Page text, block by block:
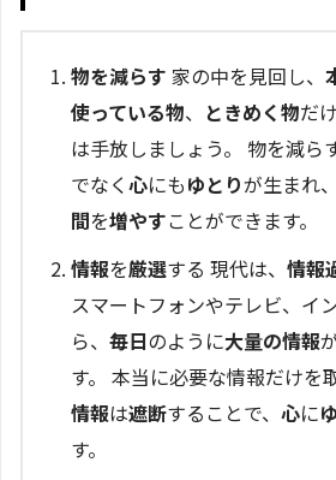
物を減らす 家の中を見回し、
使っている物、 ときめく物だ
は手放しましょう。 物を減ら
でなく 心にもゆとりが生まれ、
間を増やすことができます。
情報を厳選する 現代は、 情報
スマートフォンやテレビ、イ
ら、 毎日のように大量の情報
す。 本当に必要な情報だけを
情報は遮断することで、 心に
す。